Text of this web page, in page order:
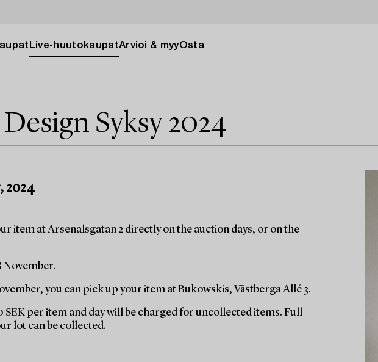
Live-huutokaupatArvioi & myyOsta
Syksy 2024
2024
item at Arsenalsgatan 2 directly on the auction days, or on the
November.
you can pick up your item at Bukowskis, Västberga Allé 3.
SEK per item and day will be charged for uncollected items. Full
lot can be collected.